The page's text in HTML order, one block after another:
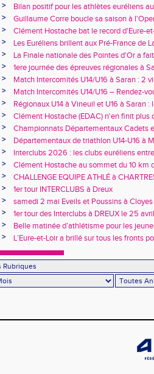
>
Bilan positif pour les athlètes euréliens
France de Charléty et d'Albi
>
Guillaume Corre boucle sa saison à
>
Clément Hostache bat le record d'Eure-
>
Les Euréliens brillent aux Pré-France de
>
La Finale nationale des Pointes d'Or a
de Dreux
>
1ere journée des épreuves régionales à
>
Match Intercomités U14/U16 à Saran : 2
féminines
>
Match Intercomités U14/U16 – Rendez-
>
Régionaux U14 à Vineuil et U16 à Saran :
rendez-vous !
>
Clément Hostache (EDAC) n'en finit plus
>
Championnats Départementaux Cadets
performances à Chartres
>
Départementaux de triathlon U14-U16 à
au rendez-vous… tout comme les records
>
Interclubs 2026 : les clubs euréliens
relégation
>
Clément Hostache au sommet du 10 km
junior
>
CHALLENGE EQUIPE ATHLÉ à
>
1er tour INTERCLUBS à Dreux
>
samedi 2 mai Eveils et Poussins à Cloyes
>
1er tour des Interclubs à DREUX le 25
>
Belle matinée d’athlétisme pour les
> L’Eure-et-Loir a brillé sur tous les fronts